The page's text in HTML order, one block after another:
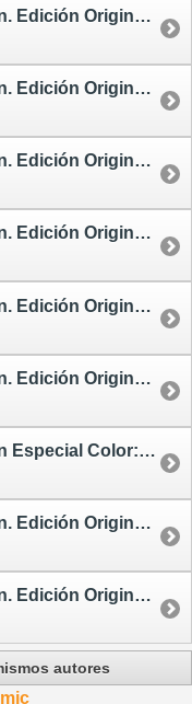
La Espada Salvaje de Conan. Edición Original 5 - cómic
La Espada Salvaje de Conan. Edición Original 6 - cómic
La Espada Salvaje de Conan. Edición Original 7 - cómic
La Espada Salvaje de Conan. Edición Original 8 - cómic
La Espada Salvaje de Conan. Edición Original 9 - cómic
La Espada Salvaje de Conan. Edición Original 10 - cómic
La Espada Salvaje de Conan Especial Color: La Hora del Dragón - cómic
La Espada Salvaje de Conan. Edición Original 1 - cómic
La Espada Salvaje de Conan. Edición Original 3 - cómic
autores